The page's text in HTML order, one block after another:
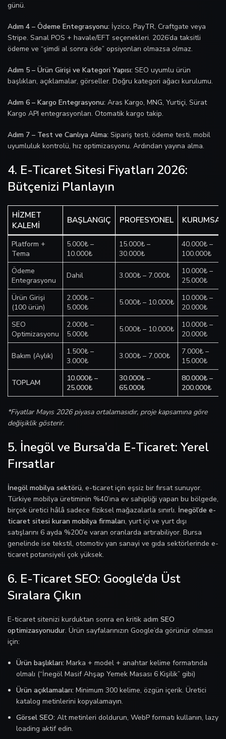
günü.
Adım 4 – Ödeme Entegrasyonu: İyzico, PayTR, Craftgate veya
Stripe. Sanal POS + havale/EFT seçenekleri. 2026’da taksitli
ödeme ve “şimdi al sonra öde” opsiyonları olmazsa olmaz.
Adım 5 – Ürün Girişi ve Kategori Yapısı: SEO uyumlu ürün
başlıkları, açıklamalar, görseller. Doğru kategori ağacı kurulumu.
Adım 6 – Kargo Entegrasyonu: Aras Kargo, MNG, Yurtiçi, Sürat
Kargo API entegrasyonları. Otomatik kargo takip.
Adım 7 – Test ve Canlıya Alma: Sipariş testi, ödeme testi, mobil
uyumluluk kontrolü, hız optimizasyonu. Ardından yayına alma.
4. E-Ticaret Sitesi Fiyatları 2026:
Bütçenizi Planlayın
HIZMET
KALEMI
BAŞLANGIÇ PROFESYONEL KURUMSAL
Platform +
Tema
5.000₺ –
10.000₺
15.000₺ –
30.000₺
40.000₺ –
100.000₺
Ödeme
Entegrasyonu
Dahil 3.000₺ – 7.000₺
10.000₺ –
25.000₺
Ürün Girişi
(100 ürün)
2.000₺ –
5.000₺
5.000₺ – 10.000₺
10.000₺ –
20.000₺
SEO
Optimizasyonu
2.000₺ –
5.000₺
5.000₺ – 10.000₺
10.000₺ –
20.000₺
Bakım (Aylık)
1.500₺ –
3.000₺
3.000₺ – 7.000₺
7.000₺ –
15.000₺
TOPLAM
10.000₺ –
25.000₺
30.000₺ –
65.000₺
80.000₺ –
200.000₺
*Fiyatlar Mayıs 2026 piyasa ortalamasıdır, proje kapsamına göre
değişiklik gösterir.
5. İnegöl ve Bursa’da E-Ticaret: Yerel
Fırsatlar
İnegöl mobilya sektörü, e-ticaret için eşsiz bir fırsat sunuyor.
Türkiye mobilya üretiminin %40’ına ev sahipliği yapan bu bölgede,
birçok üretici hâlâ sadece fiziksel mağazalarla sınırlı. İnegöl’de e-
ticaret sitesi kuran mobilya firmaları, yurt içi ve yurt dışı
satışlarını 6 ayda %200’e varan oranlarda artırabiliyor. Bursa
genelinde ise tekstil, otomotiv yan sanayi ve gıda sektörlerinde e-
ticaret potansiyeli çok yüksek.
6. E-Ticaret SEO: Google’da Üst
Sıralara Çıkın
E-ticaret sitenizi kurduktan sonra en kritik adım SEO
optimizasyonudur. Ürün sayfalarınızın Google’da görünür olması
için:
Ürün başlıkları: Marka + model + anahtar kelime formatında
olmalı (“İnegöl Masif Ahşap Yemek Masası 6 Kişilik” gibi)
Ürün açıklamaları: Minimum 300 kelime, özgün içerik. Üretici
katalog metinlerini kopyalamayın.
Görsel SEO: Alt metinleri doldurun, WebP formatı kullanın, lazy
loading aktif edin.